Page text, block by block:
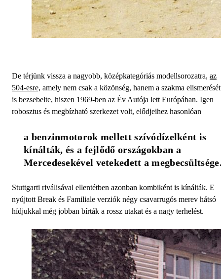
De térjünk vissza a nagyobb, középkategóriás modellsorozatra, az
504-esre, amely nem csak a közönség, hanem a szakma elismerését
is bezsebelte, hiszen 1969-ben az Év Autója lett Európában. Igen
robosztus és megbízható szerkezet volt, elődjeihez hasonlóan
a benzinmotorok mellett szívódízelként is
kínálták, és a fejlődő országokban a
Mercedesekével vetekedett a
Stuttgarti riválisával ellentétben azonban kombiként is kínálták. E
nyújtott Break és Familiale verziók négy csavarrugós merev hátsó
hídjukkal még jobban bírták a rossz utakat és a nagy terhelést.